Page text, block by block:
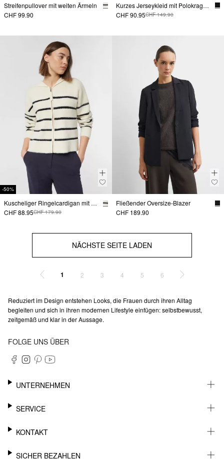
Streifenpullover mit weiten Ärmeln
CHF 99.90
Kurzes Jerseykleid mit Polokragen und Eingrifftaschen
CHF 90.95CHF 149.90
-50%
Kuscheliger Ringelcardigan mit Kapuze
CHF 88.95CHF 179.90
Fließender Oversize-Blazer
CHF 189.90
NÄCHSTE SEITE LADEN
1 2 3 4 5 6
Reduziert im Design entstehen Looks, die Frauen durch ihren Alltag
begleiten und sich in ihren modernen Lifestyle einfügen: selbstbewusst,
zeitgemäß und klar in der Aussage.
FOLGE UNS ÜBER
UNTERNEHMEN
KARRIERE
SERVICE
NEWSLETTER
MEIN KONTO
KONTAKT
SUPPORT
SICHER BEZAHLEN